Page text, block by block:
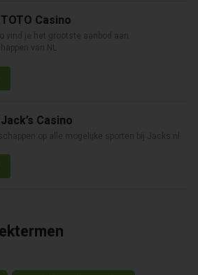
Casino
vind je het grootste aanbod aan
van NL
Casino
op alle mogelijke sporten bij Jacks.nl